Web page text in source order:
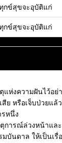
กข์สุขจะอุบัติแก่
กข์สุขจะอุบัติแก่
ห่งความฝันไว้อ
ย หรือเจ็บป่วยแล้
รหนึ่ง
การณ์ล่วงหน้าและ
นดาล ให้เป็นเรื่